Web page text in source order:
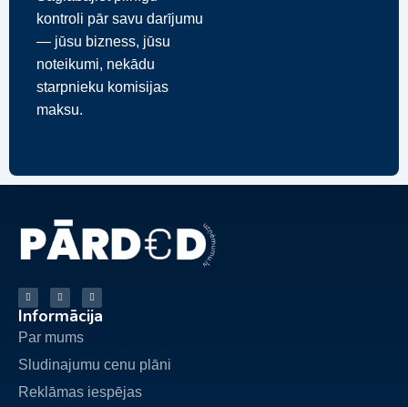
kontroli pār savu darījumu
— jūsu bizness, jūsu
noteikumi, nekādu
starpnieku komisijas
maksu.
Informācija
Par mums
Sludinajumu cenu plāni
Reklāmas iespējas